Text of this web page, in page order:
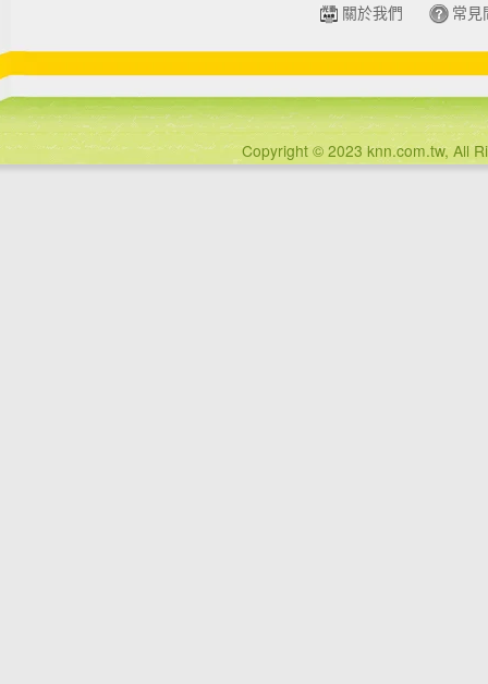
關於我們 常見
Copyright © 2023 knn.com.tw, All